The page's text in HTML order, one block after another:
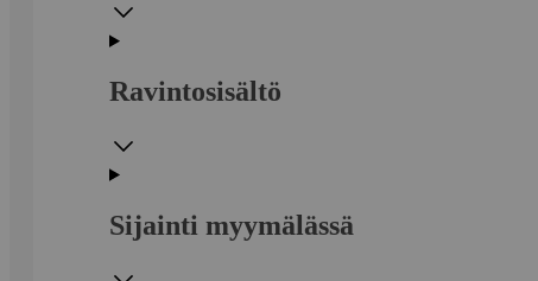
Ravintosisältö
Sijainti myymälässä